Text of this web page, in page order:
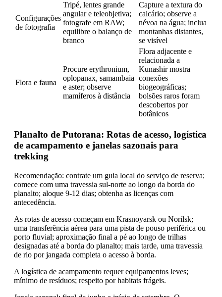
Configurações
de fotografia
Tripé, lentes grande
angular e teleobjetiva;
fotografe em RAW;
equilibre o balanço de
branco
Capture a textura do
calcário; observe a
névoa na água; inclua
montanhas distantes,
se visível
Flora e fauna
Procure erythronium,
oplopanax, samambaia
e aster; observe
mamíferos à distância
Flora adjacente e
relacionada a
Kunashir mostra
conexões
biogeográficas;
bolsões raros foram
descobertos por
botânicos
Planalto de Putorana: Rotas de acesso, logística
de acampamento e janelas sazonais para
trekking
Recomendação: contrate um guia local do serviço de reserva;
comece com uma travessia sul-norte ao longo da borda do
planalto; aloque 9-12 dias; obtenha as licenças com
antecedência.
As rotas de acesso começam em Krasnoyarsk ou Norilsk;
uma transferência aérea para uma pista de pouso periférica ou
porto fluvial; aproximação final a pé ao longo de trilhas
designadas até a borda do planalto; mais tarde, uma travessia
de rio por jangada completa o acesso à borda.
A logística de acampamento requer equipamentos leves;
mínimo de resíduos; respeito por habitats frágeis.